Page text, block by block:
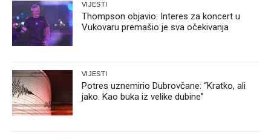
VIJESTI
Thompson objavio: Interes za koncert u
Vukovaru premašio je sva očekivanja
VIJESTI
Potres uznemirio Dubrovčane: “Kratko, ali
jako. Kao buka iz velike dubine”